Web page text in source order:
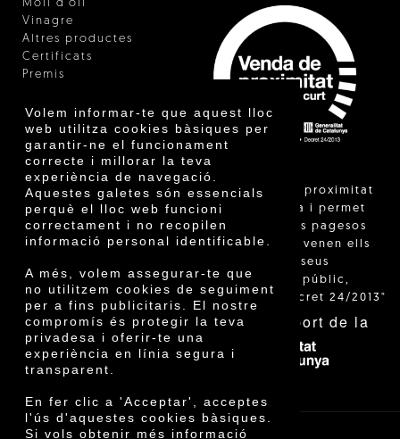
Volem informar-te que aquest lloc
web utilitza cookies bàsiques per
garantir-ne el funcionament
correcte i millorar la teva
experiència de navegació.
Aquestes galetes són essencials
perquè el lloc web funcioni
correctament i no recopilen
informació personal identificable.
A més, volem assegurar-te que
no utilitzem cookies de seguiment
per a fins publicitaris. El nostre
compromís és protegir la teva
privadesa i oferir-te una
experiència en línia segura i
transparent.
En fer clic a 'Acceptar', acceptes
l'ús d'aquestes cookies bàsiques.
Si vols obtenir més informació
Molí d'oli
Vinagre
Altres productes
Certificats
Premis
"La venda de proximitat
està regulada i permet
identificar els pagesos
catalans que venen ells
mateixos els seus
productes al públic,
segons el Decret 24/2013"
Amb el suport de la